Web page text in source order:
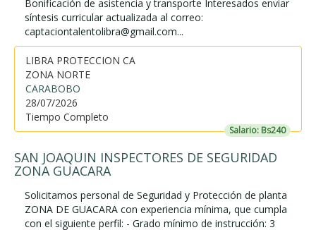
Bonificación de asistencia y transporte Interesados enviar
síntesis curricular actualizada al correo:
captaciontalentolibra@gmail.com...
LIBRA PROTECCION CA
ZONA NORTE
CARABOBO
28/07/2026
Tiempo Completo
Salario: Bs240
SAN JOAQUIN INSPECTORES DE SEGURIDAD
ZONA GUACARA
Solicitamos personal de Seguridad y Protección de planta
ZONA DE GUACARA con experiencia mínima, que cumpla
con el siguiente perfil: - Grado mínimo de instrucción: 3